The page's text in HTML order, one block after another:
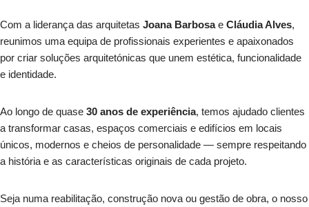
Com a liderança das arquitetas Joana Barbosae Cláudia Alves,
reunimos uma equipa de profissionais experientes e apaixonados
por criar soluções arquitetónicas que unem estética, funcionalidade
e identidade.
Ao longo de quase 30 anos de experiência, temos ajudado clientes
a transformar casas, espaços comerciais e edifícios em locais
únicos, modernos e cheios de personalidade — sempre respeitando
a história e as características originais de cada projeto.
Seja numa reabilitação, construção nova ou gestão de obra, o nosso